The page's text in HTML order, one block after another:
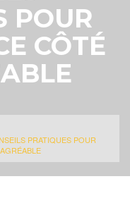
POUR
CÔTÉ
PRATIQUES POUR